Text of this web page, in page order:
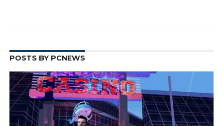
POSTS BY PCNEWS